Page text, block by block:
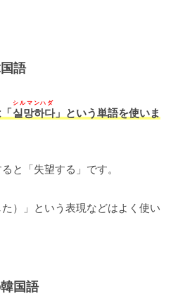
語
실망하다
シルマンハダ
」という単語を使いま
と「失望する」です。
た）」という表現などはよく使い
国語